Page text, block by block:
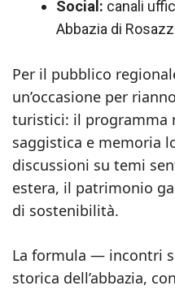
Social: canali
Abbazia di
Per il pubblico
un’occasione per
turistici: il programma
saggistica e memoria
discussioni su temi
estera, il patrimonio
di sostenibilità.
La formula — incontri
storica dell’abbazia,